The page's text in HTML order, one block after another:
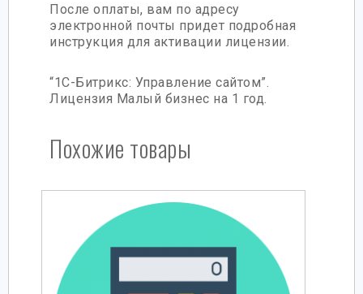
После оплаты, вам по адресу
электронной почты придет подробная
инструкция для активации лицензии.
“1С-Битрикс: Управление сайтом”.
Лицензия Малый бизнес на 1 год.
Похожие товары